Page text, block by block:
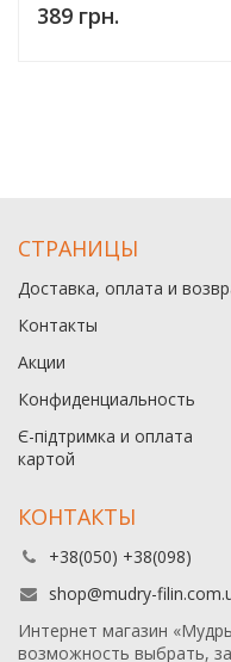
389 грн.
СТРАНИЦЫ
Доставка, оплата и
Контакты
Акции
Конфиденциальность
Є-підтримка и оплата
картой
КОНТАКТЫ
+38(050) +38(098)
shop@mudry-
Интернет магазин
возможность выбрать,